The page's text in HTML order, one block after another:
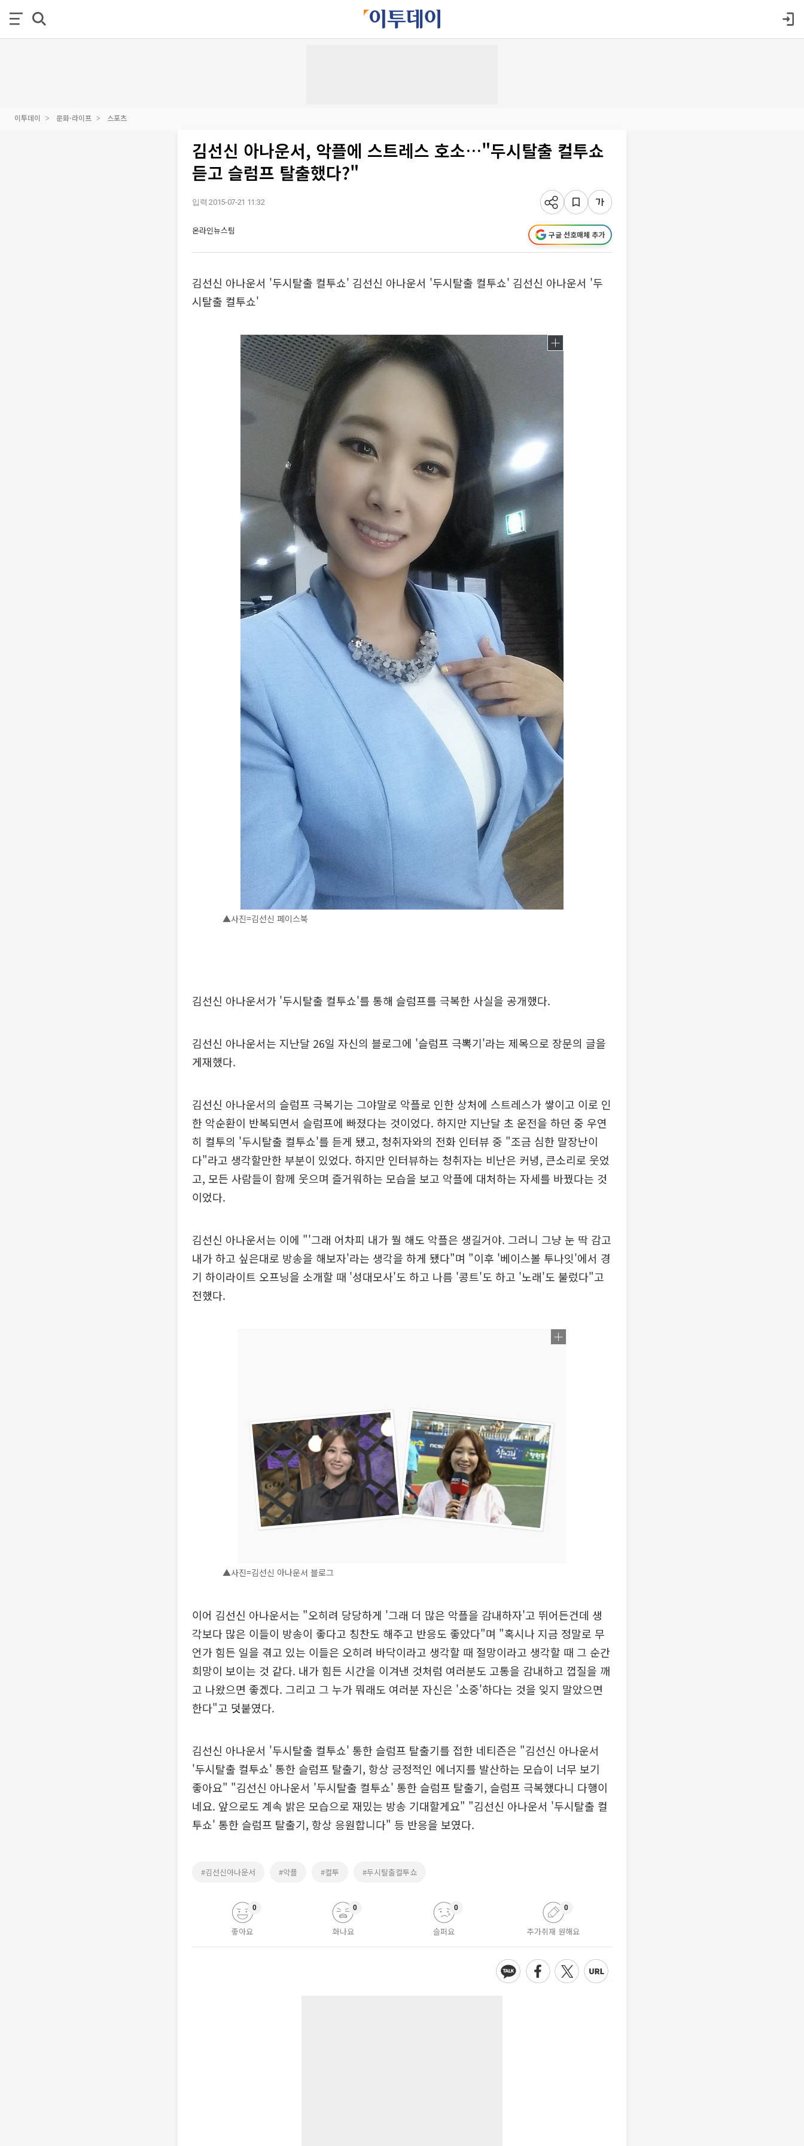
이투데이 문화·라이프 스포츠
김선신 아나운서, 악플에 스트레스 호소…"두시탈출 컬투쇼
듣고 슬럼프 탈출했다?"
입력 2015-07-21 11:32
온라인뉴스팀 구글 선호매체 추가
김선신 아나운서 '두시탈출 컬투쇼' 김선신 아나운서 '두시탈출 컬투쇼' 김선신 아나운서 '두
시탈출 컬투쇼'
▲사진=김선신 페이스북
김선신 아나운서가 '두시탈출 컬투쇼'를 통해 슬럼프를 극복한 사실을 공개했다.
김선신 아나운서는 지난달 26일 자신의 블로그에 '슬럼프 극뽁기'라는 제목으로 장문의 글을
게재했다.
김선신 아나운서의 슬럼프 극복기는 그야말로 악플로 인한 상처에 스트레스가 쌓이고 이로 인
한 악순환이 반복되면서 슬럼프에 빠졌다는 것이었다. 하지만 지난달 초 운전을 하던 중 우연
히 컬투의 '두시탈출 컬투쇼'를 듣게 됐고, 청취자와의 전화 인터뷰 중 "조금 심한 말장난이
다"라고 생각할만한 부분이 있었다. 하지만 인터뷰하는 청취자는 비난은 커녕, 큰소리로 웃었
고, 모든 사람들이 함께 웃으며 즐거워하는 모습을 보고 악플에 대처하는 자세를 바꿨다는 것
이었다.
김선신 아나운서는 이에 "'그래 어차피 내가 뭘 해도 악플은 생길거야. 그러니 그냥 눈 딱 감고
내가 하고 싶은대로 방송을 해보자'라는 생각을 하게 됐다"며 "이후 '베이스볼 투나잇'에서 경
기 하이라이트 오프닝을 소개할 때 '성대모사'도 하고 나름 '콩트'도 하고 '노래'도 불렀다"고
전했다.
▲사진=김선신 아나운서 블로그
이어 김선신 아나운서는 "오히려 당당하게 '그래 더 많은 악플을 감내하자'고 뛰어든건데 생
각보다 많은 이들이 방송이 좋다고 칭찬도 해주고 반응도 좋았다"며 "혹시나 지금 정말로 무
언가 힘든 일을 겪고 있는 이들은 오히려 바닥이라고 생각할 때 절망이라고 생각할 때 그 순간
희망이 보이는 것 같다. 내가 힘든 시간을 이겨낸 것처럼 여러분도 고통을 감내하고 껍질을 깨
고 나왔으면 좋겠다. 그리고 그 누가 뭐래도 여러분 자신은 '소중'하다는 것을 잊지 말았으면
한다"고 덧붙였다.
김선신 아나운서 '두시탈출 컬투쇼' 통한 슬럼프 탈출기를 접한 네티즌은 "김선신 아나운서
'두시탈출 컬투쇼' 통한 슬럼프 탈출기, 항상 긍정적인 에너지를 발산하는 모습이 너무 보기
좋아요" "김선신 아나운서 '두시탈출 컬투쇼' 통한 슬럼프 탈출기, 슬럼프 극복했다니 다행이
네요. 앞으로도 계속 밝은 모습으로 재밌는 방송 기대할게요" "김선신 아나운서 '두시탈출 컬
투쇼' 통한 슬럼프 탈출기, 항상 응원합니다" 등 반응을 보였다.
#김선신아나운서 #악플 #컬투 #두시탈출컬투쇼
좋아요
0
화나요
0
슬퍼요
0
추가취재 원해요
0